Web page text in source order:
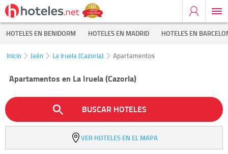
HOTELES EN BENIDORM HOTELES EN MADRID HOTELES EN
Inicio Jaén La Iruela (Cazorla) Apartamentos
Apartamentos en La Iruela (Cazorla)
BUSCAR HOTELES
VER HOTELES EN EL MAPA